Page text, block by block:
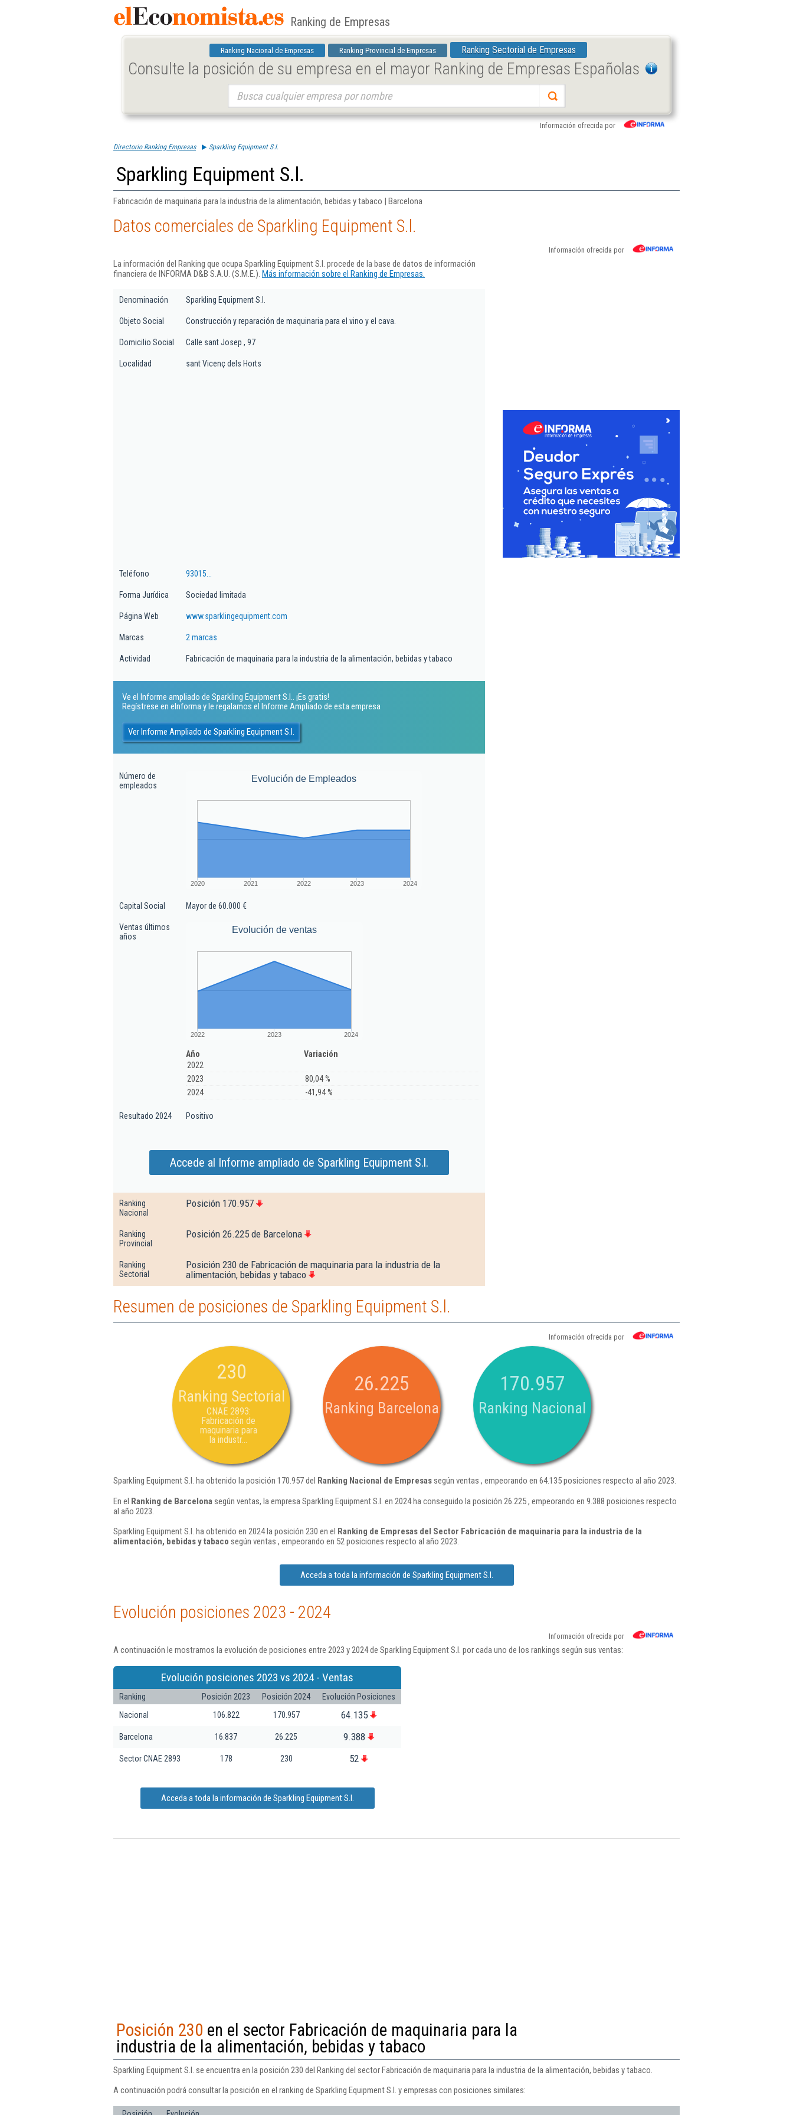
Ranking de Empresas
Ranking Nacional de Empresas Ranking Provincial de Empresas Ranking Sectorial de Empresas
Consulte la posición de su empresa en el mayor Ranking de Empresas Españolas
Información ofrecida por
Directorio Ranking Empresas Sparkling Equipment S.l.
Sparkling Equipment S.l.
Fabricación de maquinaria para la industria de la alimentación, bebidas y tabaco | Barcelona
Datos comerciales de Sparkling Equipment S.l.
Información ofrecida por
La información del Ranking que ocupa Sparkling Equipment S.l. procede de la base de datos de información
financiera de INFORMA D&B S.A.U. (S.M.E.). Más información sobre el Ranking de Empresas.
Denominación Sparkling Equipment S.l.
Objeto Social Construcción y reparación de maquinaria para el vino y el cava.
Domicilio Social Calle sant Josep , 97
Localidad sant Vicenç dels Horts
Teléfono 93015...
Forma Jurídica Sociedad limitada
Página Web www.sparklingequipment.com
Marcas 2 marcas
Actividad Fabricación de maquinaria para la industria de la alimentación, bebidas y tabaco
Ve el Informe ampliado de Sparkling Equipment S.l.. ¡Es gratis!
Regístrese en eInforma y le regalamos el Informe Ampliado de esta empresa
Ver Informe Ampliado de Sparkling Equipment S.l.
Número de
empleados
Evolución de Empleados
2020 2021 2022 2023 2024
Capital Social Mayor de 60.000 €
Ventas últimos
años
Evolución de ventas
2022 2023 2024
Año
Variación
2022
2023
80,04 %
2024
-41,94 %
Resultado 2024 Positivo
Accede al Informe ampliado de Sparkling Equipment S.l.
Ranking
Nacional
Posición 170.957
Ranking
Provincial
Posición 26.225 de Barcelona
Ranking
Sectorial
Posición 230 de Fabricación de maquinaria para la industria de la
alimentación, bebidas y tabaco
Resumen de posiciones de Sparkling Equipment S.l.
Información ofrecida por
230
Ranking Sectorial
CNAE 2893:
Fabricación de
maquinaria para
la industr...
26.225
Ranking Barcelona
170.957
Ranking Nacional
Sparkling Equipment S.l. ha obtenido la posición 170.957 del Ranking Nacional de Empresassegún ventas , empeorando en 64.135 posiciones respecto al año 2023.
En el Ranking de Barcelona según ventas, la empresa Sparkling Equipment S.l. en 2024 ha conseguido la posición 26.225 , empeorando en 9.388 posiciones respecto
al año 2023.
Sparkling Equipment S.l. ha obtenido en 2024 la posición 230 en el Ranking de Empresas del Sector Fabricación de maquinaria para la industria de la
alimentación, bebidas y tabaco según ventas , empeorando en 52 posiciones respecto al año 2023.
Acceda a toda la información de Sparkling Equipment S.l.
Evolución posiciones 2023 - 2024
Información ofrecida por
A continuación le mostramos la evolución de posiciones entre 2023 y 2024 de Sparkling Equipment S.l. por cada uno de los rankings según sus ventas:
Evolución posiciones 2023 vs 2024 - Ventas
Ranking Posición 2023 Posición 2024
Evolución Posiciones
Nacional
106.822 170.957 64.135
Barcelona 16.837 26.225 9.388
Sector CNAE 2893 178 230 52
Acceda a toda la información de Sparkling Equipment S.l.
Posición 230 en el sector Fabricación de maquinaria para la
industria de la alimentación, bebidas y tabaco
Sparkling Equipment S.l. se encuentra en la posición 230 del Ranking del sector Fabricación de maquinaria para la industria de la alimentación, bebidas y tabaco.
A continuación podrá consultar la posición en el ranking de Sparkling Equipment S.l. y empresas con posiciones similares: